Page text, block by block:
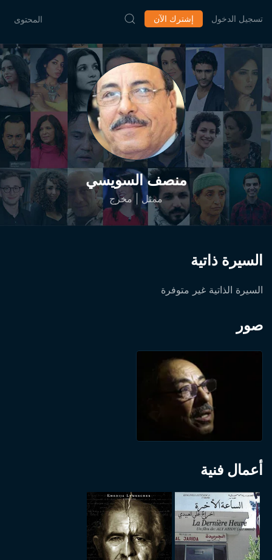
المحتوى إشترك الآن تسجيل الدخول
منصف السويسي
ممثل | مخرج
السيرة ذاتية
السيرة الذاتية غير متوفرة
صور
أعمال فنية